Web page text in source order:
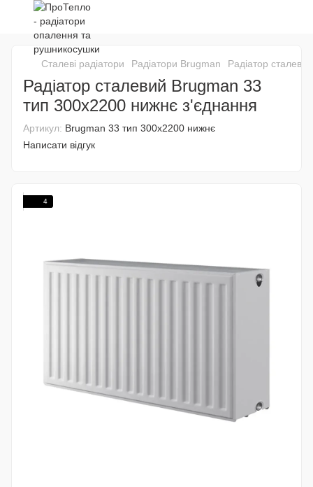
Сталеві радіатори Радіатори Brugman Радіатор
Радіатор сталевий Brugman 33
тип 300х2200 нижнє з'єднання
Артикул: Brugman 33 тип 300х2200 нижнє
Написати відгук
4